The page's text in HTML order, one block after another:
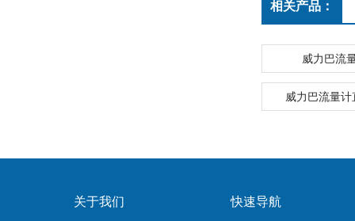
相关产品：
威力巴流
威力巴流量
关于我们 快速导航